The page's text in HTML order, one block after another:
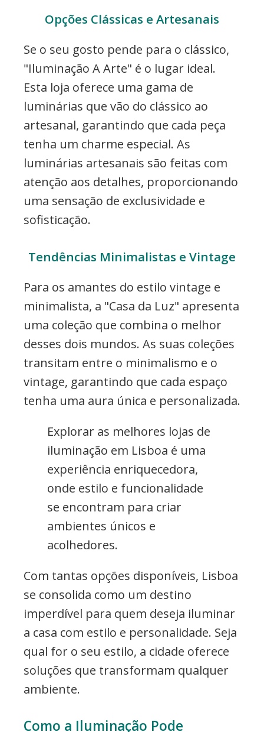
Opções Clássicas e Artesanais
Se o seu gosto pende para o clássico,
"Iluminação A Arte" é o lugar ideal.
Esta loja oferece uma gama de
luminárias que vão do clássico ao
artesanal, garantindo que cada peça
tenha um charme especial. As
luminárias artesanais são feitas com
atenção aos detalhes, proporcionando
uma sensação de exclusividade e
sofisticação.
Tendências Minimalistas e Vintage
Para os amantes do estilo vintage e
minimalista, a "Casa da Luz" apresenta
uma coleção que combina o melhor
desses dois mundos. As suas coleções
transitam entre o minimalismo e o
vintage, garantindo que cada espaço
tenha uma aura única e personalizada.
Explorar as melhores lojas de
iluminação em Lisboa é uma
experiência enriquecedora,
onde estilo e funcionalidade
se encontram para criar
ambientes únicos e
acolhedores.
Com tantas opções disponíveis, Lisboa
se consolida como um destino
imperdível para quem deseja iluminar
a casa com estilo e personalidade. Seja
qual for o seu estilo, a cidade oferece
soluções que transformam qualquer
ambiente.
Como a Iluminação Pode